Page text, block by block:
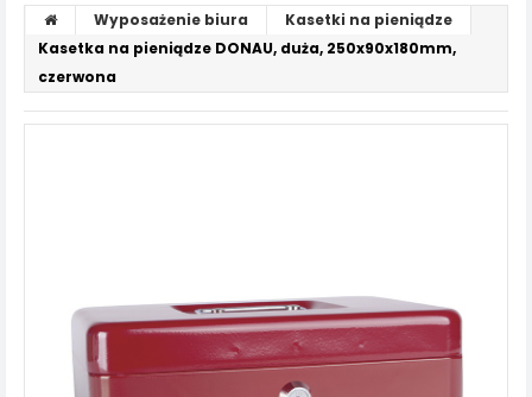
Wyposażenie biura
Kasetki na pieniądze
Kasetka na pieniądze DONAU, duża, 250x90x180mm,
czerwona